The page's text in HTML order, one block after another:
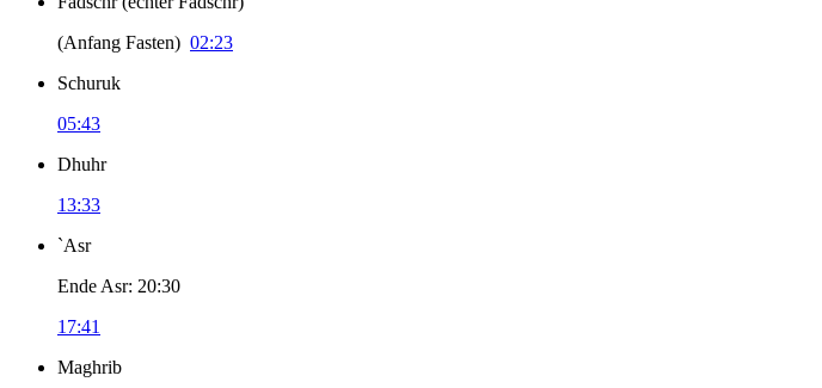
(Anfang Fasten) 02:23
Schuruk
05:43
Dhuhr
13:33
`Asr
Ende Asr: 20:30
17:41
Maghrib